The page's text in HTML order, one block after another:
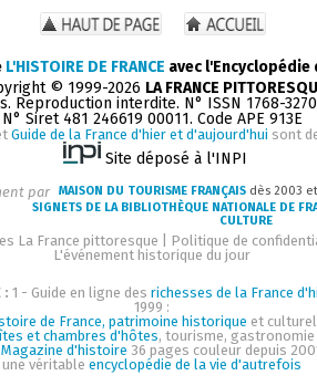
L'HISTOIRE DE FRANCE avec
© 1999-2026 LA FRANCE
Reproduction interdite. N° ISSN 1768-
N° Siret 481 246619 00011. Code APE 913E
Guide de la France d'hier et d'aujourd'hui sont
Site déposé à l'INPI
par MAISON DU TOURISME FRANÇAIS dès 2003
SIGNETS DE LA BIBLIOTHÈQUE NATIONALE DE
CULTURE
La France pittoresque
Politique de
L'événement historique du jour
: 1 - Guide en ligne des richesses de la France
1999 :
de France, patrimoine historique et
et chambres d'hôtes, tourisme, gastronomie
Magazine d'histoire 36 pages couleur depuis
une véritableencyclopédie de la vie d'autrefois